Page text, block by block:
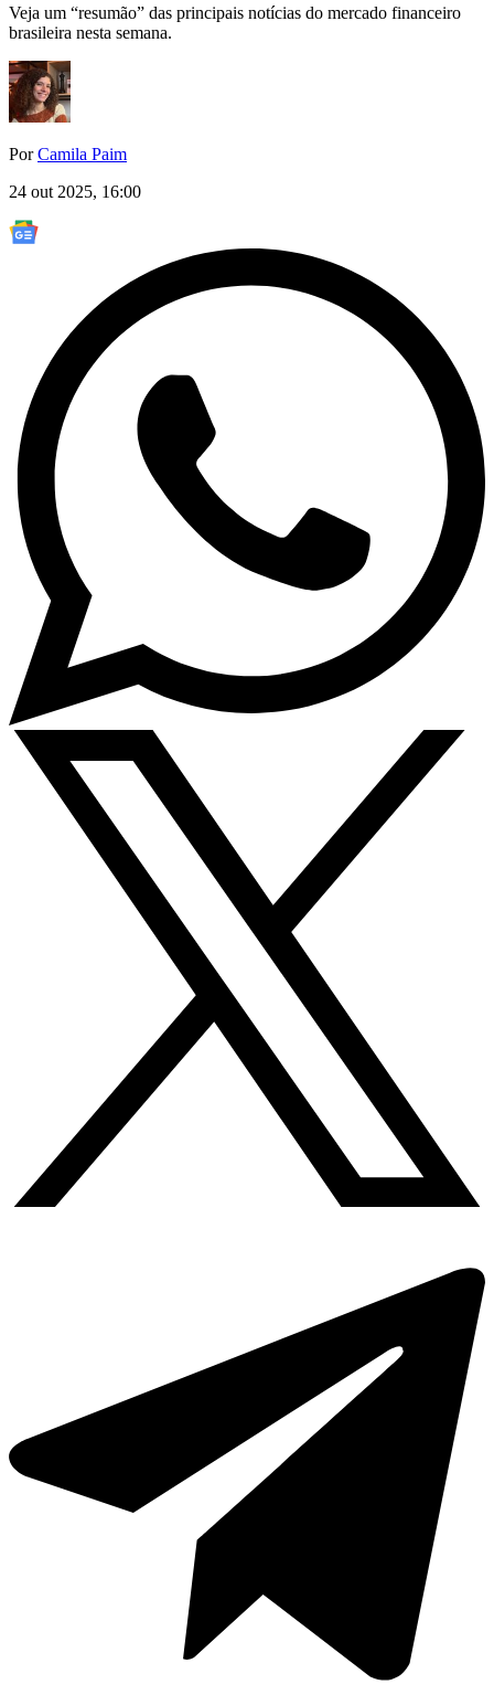
Veja um “resumão” das principais notícias do mercado financeiro
brasileira nesta semana.
PorCamila Paim
24 out 2025, 16:00